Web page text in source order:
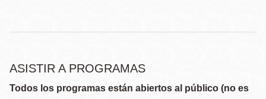
ASISTIR A PROGRAMAS
Todos los programas están abiertos al público (no es